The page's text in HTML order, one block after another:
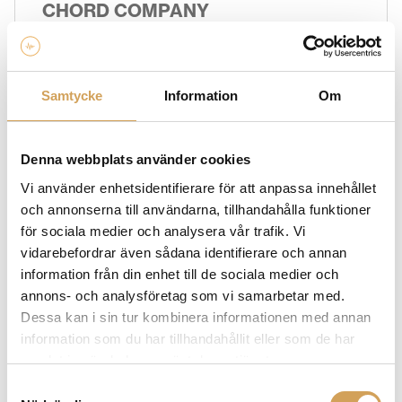
Samtycke Information Om
Denna webbplats använder cookies
Vi använder enhetsidentifierare för att anpassa innehållet
och annonserna till användarna, tillhandahålla funktioner
för sociala medier och analysera vår trafik. Vi
vidarebefordrar även sådana identifierare och annan
information från din enhet till de sociala medier och
annons- och analysföretag som vi samarbetar med.
Dessa kan i sin tur kombinera informationen med annan
information som du har tillhandahållit eller som de har
samlat in när du har använt deras tjänster.
CHORD COMPANY
HiFi Experience är en stolt återförsäljare av Chord
Company produkter. Chord Company strävar efter att
signalöverföring för att säkerställa att du får ut det
bästa av din ljud- och visuella utrustning. Deras
signalkablar, HDMI-kablar, strömkablar och mycket
mer. Oavsett om du vill optimera ljudet i ditt
hemmaljudsystem eller maximera bildkvaliteten i ditt
hemmabiosystem, har Chord Company kablar som
möter dina behov och levererar en förbättrad ljud- och
bildupplevelse. Scrolla ned och klicka hem